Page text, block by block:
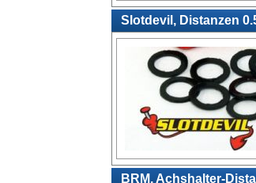
Slotdevil, Distanzen
BRM, Achshalter-